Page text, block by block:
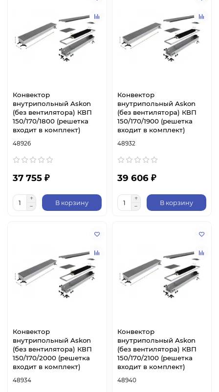
Конвектор
внутрипольный Askon
(без вентилятора) КВП
150/170/1800 (решетка
входит в комплект)
48926
37 755 ₽
В корзину
Конвектор
внутрипольный Askon
(без вентилятора) КВП
150/170/1900 (решетка
входит в комплект)
48932
39 606 ₽
В корзину
Конвектор
внутрипольный Askon
(без вентилятора) КВП
150/170/2000 (решетка
входит в комплект)
48934
Конвектор
внутрипольный Askon
(без вентилятора) КВП
150/170/2100 (решетка
входит в комплект)
48940